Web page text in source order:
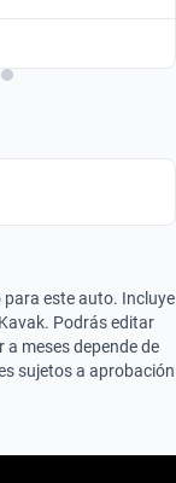
este auto. Incluye
Podrás editar
meses depende de
sujetos a aprobación